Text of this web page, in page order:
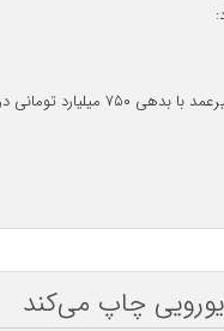
چاپ می‌کند